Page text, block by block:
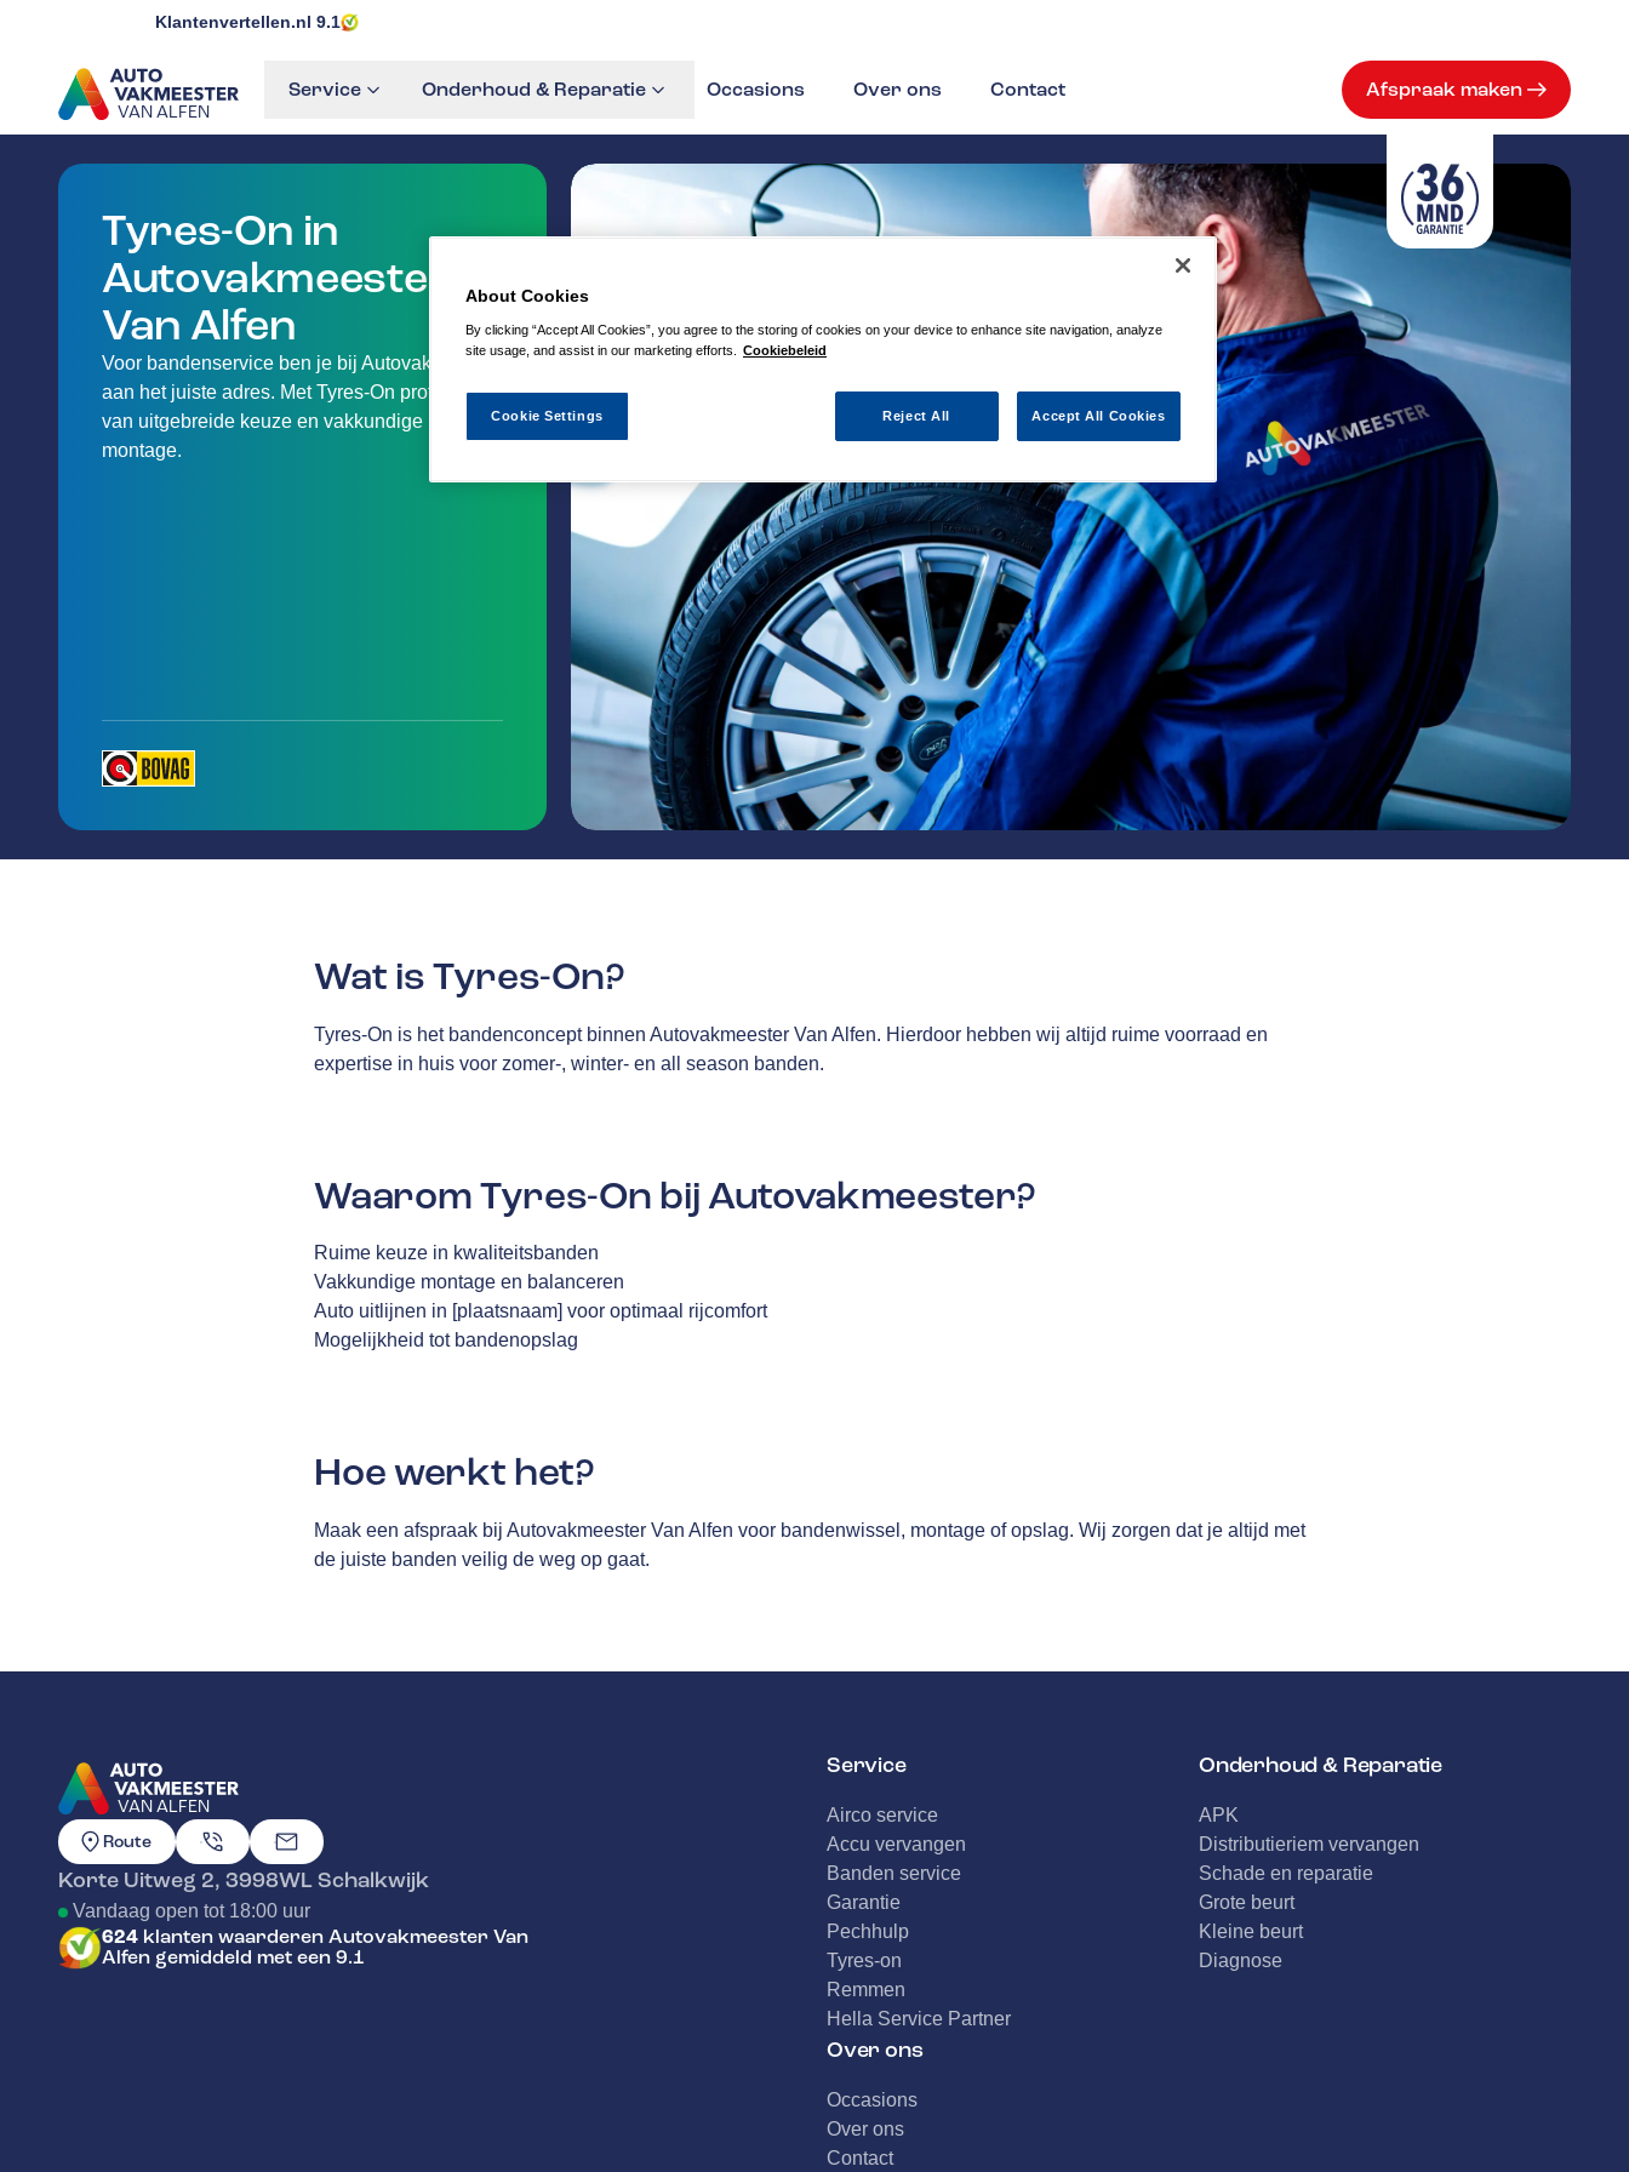
Klantenvertellen.nl 9.1
VAN ALFEN
GA NAAR DE HOMEPAGINA
Service Onderhoud & Reparatie Occasions Over ons Contact Afspraak maken
Tyres-On in
Autovakmeester
Van Alfen
Voor bandenservice ben je bij Autovakmeester
aan het juiste adres. Met Tyres-On profiteer je
van uitgebreide keuze en vakkundige
montage.
Wat is Tyres-On?
Tyres-On is het bandenconcept binnen Autovakmeester Van Alfen. Hierdoor hebben wij altijd ruime voorraad en
expertise in huis voor zomer-, winter- en all season banden.
Waarom Tyres-On bij Autovakmeester?
Ruime keuze in kwaliteitsbanden
Vakkundige montage en balanceren
Auto uitlijnen in [plaatsnaam] voor optimaal rijcomfort
Mogelijkheid tot bandenopslag
Hoe werkt het?
Maak een afspraak bij Autovakmeester Van Alfen voor bandenwissel, montage of opslag. Wij zorgen dat je altijd met
de juiste banden veilig de weg op gaat.
VAN ALFEN
GA NAAR DE HOMEPAGINA
Route
Korte Uitweg 2, 3998WLSchalkwijk
Vandaag open tot 18:00 uur
624 klanten waarderen Autovakmeester Van
Alfen gemiddeld met een 9.1
Service
Airco service
Accu vervangen
Banden service
Garantie
Pechhulp
Tyres-on
Remmen
Hella Service Partner
Onderhoud & Reparatie
APK
Distributieriem vervangen
Schade en reparatie
Grote beurt
Kleine beurt
Diagnose
Over ons
Occasions
Over ons
Contact
About Cookies
By clicking “Accept All Cookies”, you agree to the storing of cookies on your device to enhance site navigation, analyze
site usage, and assist in our marketing efforts.
Cookiebeleid
Reject All Accept All Cookies
Cookie Settings